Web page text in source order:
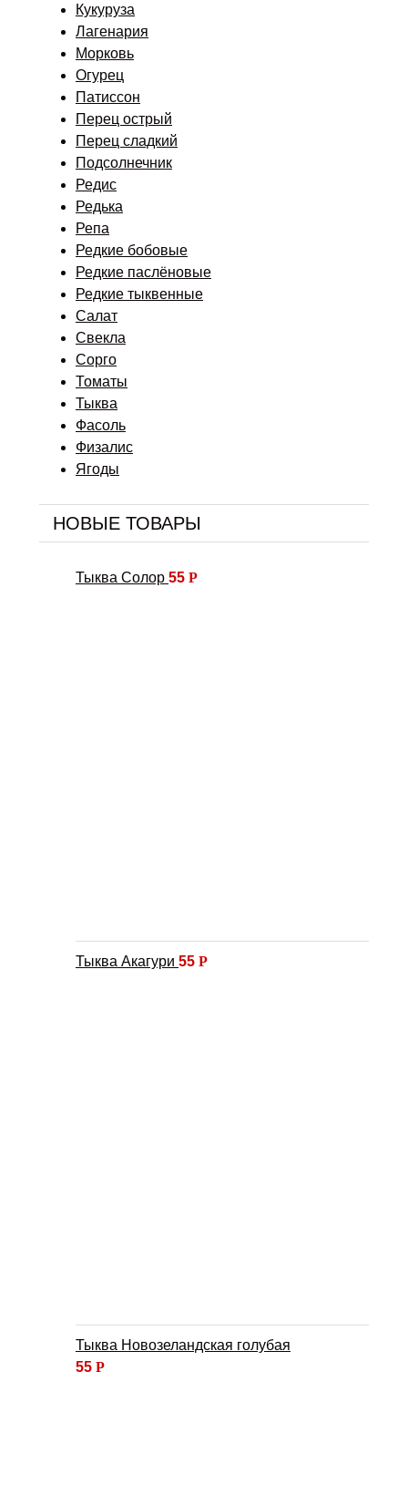
Кукуруза
Лагенария
Морковь
Огурец
Патиссон
Перец острый
Перец сладкий
Подсолнечник
Редис
Редька
Репа
Редкие бобовые
Редкие паслёновые
Редкие тыквенные
Салат
Свекла
Сорго
Томаты
Тыква
Фасоль
Физалис
Ягоды
НОВЫЕ ТОВАРЫ
Тыква Солор 55 Р
Тыква Акагури 55 Р
Тыква Новозеландская голубая
55 Р